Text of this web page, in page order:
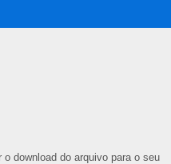
download do arquivo para o seu